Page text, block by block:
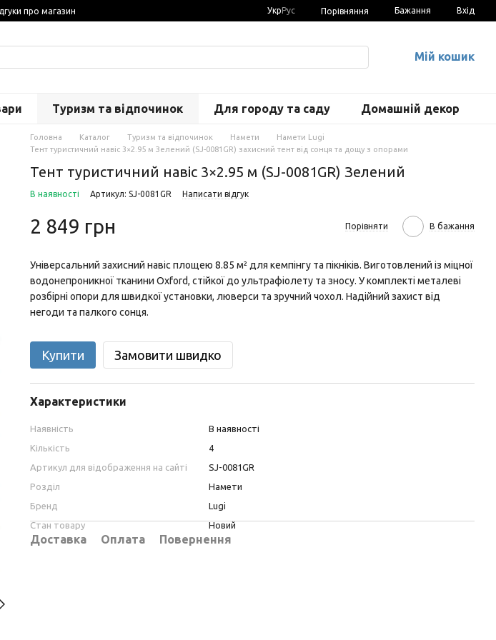
про магазин УкрРус Порівняння Бажання Вхід
Мій кошик
Туризм та відпочинок Для городу та саду Домашній декор
Головна Каталог Туризм та відпочинок Намети
Намети Lugi
Тент туристичний навіс 3×2.95 м Зелений (SJ-0081GR) захисний тент від сонця та дощу з опорами
Тент туристичний навіс 3×2.95 м (SJ-0081GR) Зелений
В наявності Артикул: SJ-0081GR Написати відгук
2 849 грн Порівняти В бажання
Універсальний захисний навіс площею 8.85 м² для кемпінгу та пікніків. Виготовлений із міцної
водонепроникної тканини Oxford, стійкої до ультрафіолету та зносу. У комплекті металеві
розбірні опори для швидкої установки, люверси та зручний чохол. Надійний захист від
негоди та палкого сонця.
Купити Замовити швидко
Характеристики
Наявність
В наявності
Кількість
4
Артикул для відображення на сайті
SJ-0081GR
Розділ
Намети
Бренд
Lugi
Стан товару
Новий
Доставка Оплата Повернення